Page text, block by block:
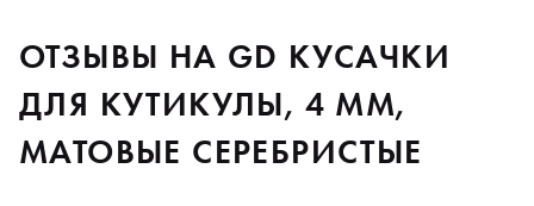
ОТЗЫВЫ НА GD КУСАЧКИ
ДЛЯ КУТИКУЛЫ, 4 ММ,
МАТОВЫЕ СЕРЕБРИСТЫЕ